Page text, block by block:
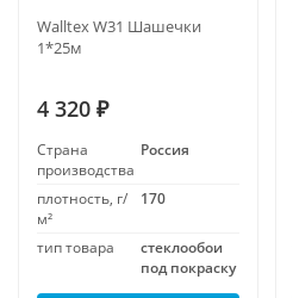
Walltex W31 Шашечки
1*25м
4 320 ₽
Страна
производства
Россия
плотность, г/
м²
170
тип товара
стеклообои
под покраску